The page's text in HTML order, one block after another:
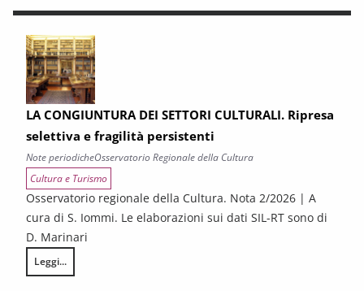
LA CONGIUNTURA DEI SETTORI CULTURALI. Ripresa
selettiva e fragilità persistenti
Note periodicheOsservatorio Regionale della Cultura
Cultura e Turismo
Osservatorio regionale della Cultura. Nota 2/2026 | A
cura di S. Iommi. Le elaborazioni sui dati SIL-RT sono di
D. Marinari
Leggi...
LA CONGIUNTURA DEI SETTORI CULTURALI. Ripresa selettiva e